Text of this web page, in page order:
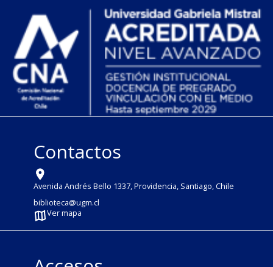
Contactos
Avenida Andrés Bello 1337, Providencia, Santiago, Chile
biblioteca@ugm.cl
Ver mapa